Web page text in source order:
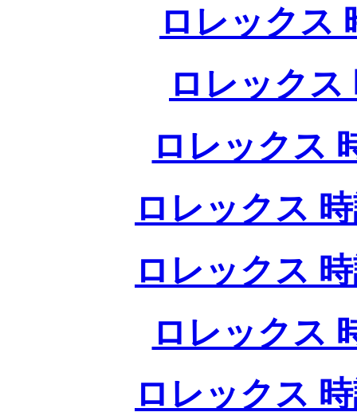
ロレックス
ロレックス
ロレックス
ロレックス
ロレックス
ロレックス
ロレックス